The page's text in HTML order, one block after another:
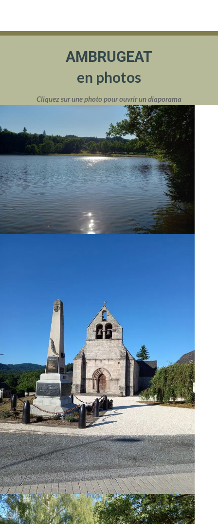
AMBRUGEAT
en photos
Cliquez sur une photo pour ouvrir un diaporama